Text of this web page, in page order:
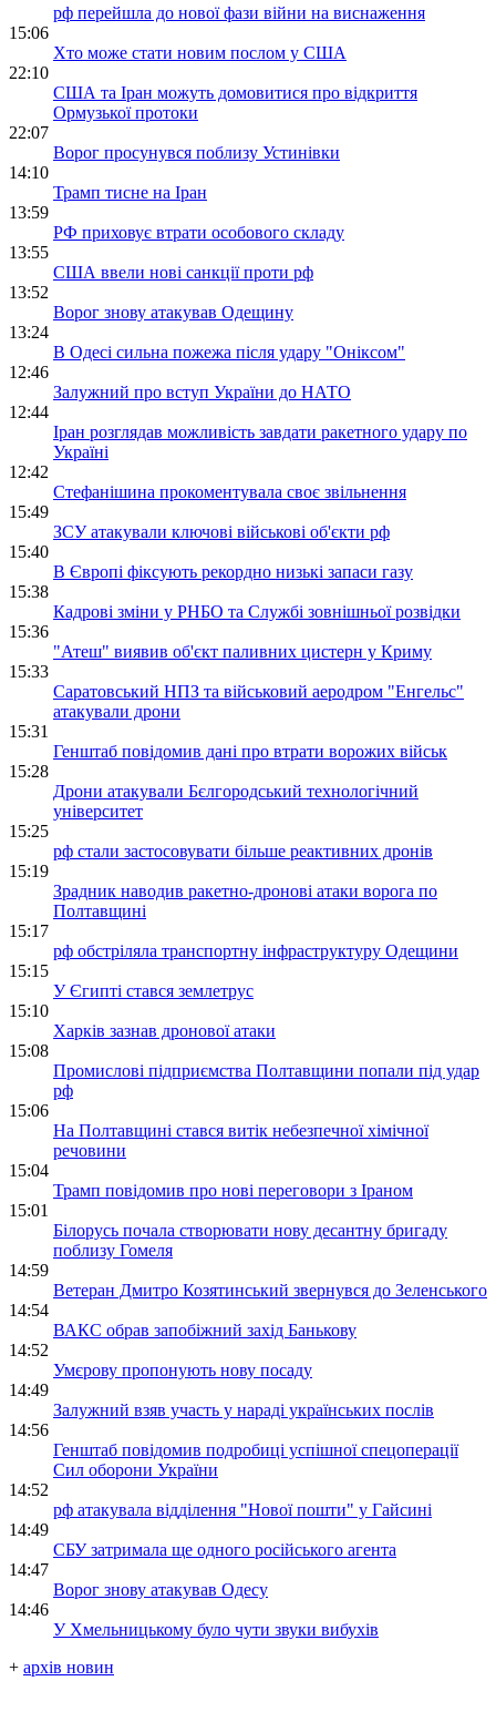
рф перейшла до нової фази війни на виснаження
15:06
Хто може стати новим послом у США
22:10
США та Іран можуть домовитися про відкриття
Ормузької протоки
22:07
Ворог просунувся поблизу Устинівки
14:10
Трамп тисне на Іран
13:59
РФ приховує втрати особового складу
13:55
США ввели нові санкції проти рф
13:52
Ворог знову атакував Одещину
13:24
В Одесі сильна пожежа після удару "Оніксом"
12:46
Залужний про вступ України до НАТО
12:44
Іран розглядав можливість завдати ракетного удару по
Україні
12:42
Стефанішина прокоментувала своє звільнення
15:49
ЗСУ атакували ключові військові об'єкти рф
15:40
В Європі фіксують рекордно низькі запаси газу
15:38
Кадрові зміни у РНБО та Службі зовнішньої розвідки
15:36
"Атеш" виявив об'єкт паливних цистерн у Криму
15:33
Саратовський НПЗ та військовий аеродром "Енгельс"
атакували дрони
15:31
Генштаб повідомив дані про втрати ворожих військ
15:28
Дрони атакували Бєлгородський технологічний
університет
15:25
рф стали застосовувати більше реактивних дронів
15:19
Зрадник наводив ракетно-дронові атаки ворога по
Полтавщині
15:17
рф обстріляла транспортну інфраструктуру Одещини
15:15
У Єгипті стався землетрус
15:10
Харків зазнав дронової атаки
15:08
Промислові підприємства Полтавщини попали під удар
рф
15:06
На Полтавщині стався витік небезпечної хімічної
речовини
15:04
Трамп повідомив про нові переговори з Іраном
15:01
Білорусь почала створювати нову десантну бригаду
поблизу Гомеля
14:59
Ветеран Дмитро Козятинський звернувся до Зеленського
14:54
ВАКС обрав запобіжний захід Банькову
14:52
Умєрову пропонують нову посаду
14:49
Залужний взяв участь у нараді українських послів
14:56
Генштаб повідомив подробиці успішної спецоперації
Сил оборони України
14:52
рф атакувала відділення "Нової пошти" у Гайсині
14:49
СБУ затримала ще одного російського агента
14:47
Ворог знову атакував Одесу
14:46
У Хмельницькому було чути звуки вибухів
+ архів новин